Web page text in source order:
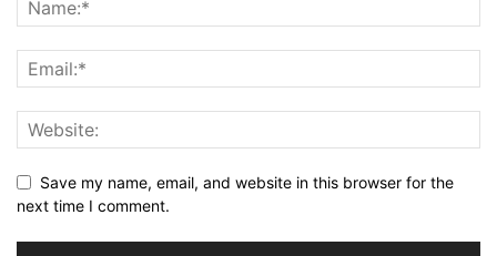
Save my name, email, and website in this browser for the
next time I comment.